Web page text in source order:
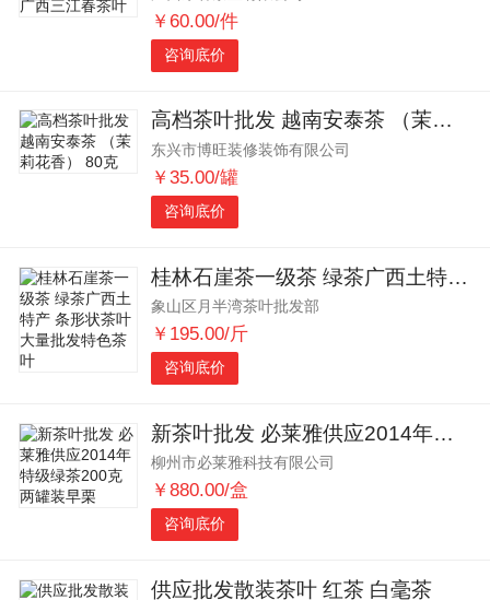
￥60.00/件
咨询底价
高档茶叶批发 越南安泰茶 （茉莉花香） 80克
东兴市博旺装修装饰有限公司
￥35.00/罐
咨询底价
桂林石崖茶一级茶 绿茶广西土特产 条形状茶叶大量批发特色茶叶
象山区月半湾茶叶批发部
￥195.00/斤
咨询底价
新茶叶批发 必莱雅供应2014年特级绿茶200克两罐装早栗
柳州市必莱雅科技有限公司
￥880.00/盒
咨询底价
供应批发散装茶叶 红茶 白毫茶